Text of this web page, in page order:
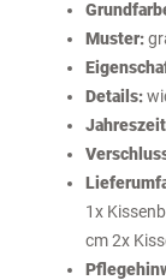
Muster:
Details:
1x
cm 2x